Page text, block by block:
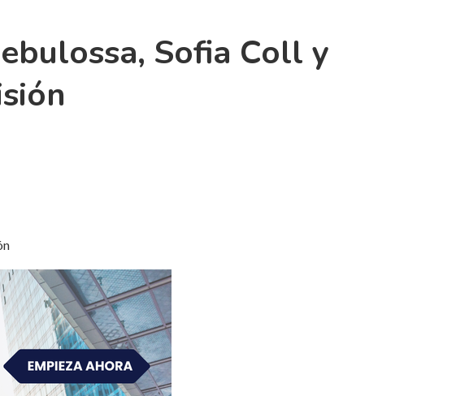
Sofia Coll y